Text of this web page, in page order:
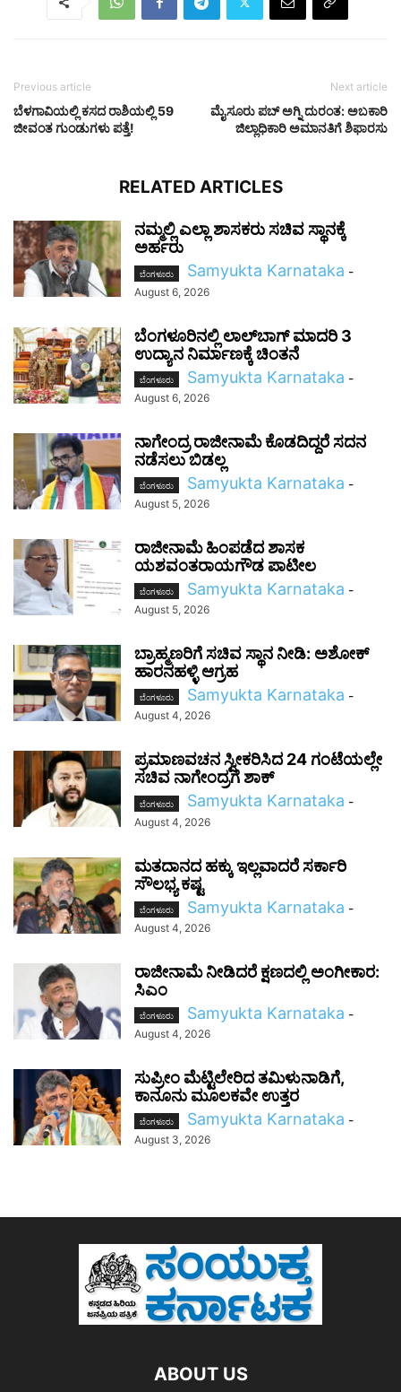
Previous article
ಬೆಳಗಾವಿಯಲ್ಲಿ ಕಸದ ರಾಶಿಯಲ್ಲಿ 59
ಜೀವಂತ ಗುಂಡುಗಳು ಪತ್ತೆ!
Next article
ಮೈಸೂರು ಪಬ್ ಅಗ್ನಿ ದುರಂತ: ಅಬಕಾರಿ
ಜಿಲ್ಲಾಧಿಕಾರಿ ಅಮಾನತಿಗೆ ಶಿಫಾರಸು
RELATED ARTICLES
ನಮ್ಮಲ್ಲಿ ಎಲ್ಲಾ ಶಾಸಕರು ಸಚಿವ ಸ್ಥಾನಕ್ಕೆ
ಅರ್ಹರು
ಬೆಂಗಳೂರು Samyukta Karnataka -
August 6, 2026
ಬೆಂಗಳೂರಿನಲ್ಲಿ ಲಾಲ್‌ಬಾಗ್ ಮಾದರಿ 3
ಉದ್ಯಾನ ನಿರ್ಮಾಣಕ್ಕೆ ಚಿಂತನೆ
ಬೆಂಗಳೂರು Samyukta Karnataka -
August 6, 2026
ನಾಗೇಂದ್ರ ರಾಜೀನಾಮೆ ಕೊಡದಿದ್ದರೆ ಸದನ
ನಡೆಸಲು ಬಿಡಲ್ಲ
ಬೆಂಗಳೂರು Samyukta Karnataka -
August 5, 2026
ರಾಜೀನಾಮೆ ಹಿಂಪಡೆದ ಶಾಸಕ
ಯಶವಂತರಾಯಗೌಡ ಪಾಟೀಲ
ಬೆಂಗಳೂರು Samyukta Karnataka -
August 5, 2026
ಬ್ರಾಹ್ಮಣರಿಗೆ ಸಚಿವ ಸ್ಥಾನ ನೀಡಿ: ಅಶೋಕ್
ಹಾರನಹಳ್ಳಿ ಆಗ್ರಹ
ಬೆಂಗಳೂರು Samyukta Karnataka -
August 4, 2026
ಪ್ರಮಾಣವಚನ ಸ್ವೀಕರಿಸಿದ 24 ಗಂಟೆಯಲ್ಲೇ
ಸಚಿವ ನಾಗೇಂದ್ರಗೆ ಶಾಕ್
ಬೆಂಗಳೂರು Samyukta Karnataka -
August 4, 2026
ಮತದಾನದ ಹಕ್ಕು ಇಲ್ಲವಾದರೆ ಸರ್ಕಾರಿ
ಸೌಲಭ್ಯ ಕಷ್ಟ
ಬೆಂಗಳೂರು Samyukta Karnataka -
August 4, 2026
ರಾಜೀನಾಮೆ ನೀಡಿದರೆ ಕ್ಷಣದಲ್ಲಿ ಅಂಗೀಕಾರ:
ಸಿಎಂ
ಬೆಂಗಳೂರು Samyukta Karnataka -
August 4, 2026
ಸುಪ್ರೀಂ ಮೆಟ್ಟಿಲೇರಿದ ತಮಿಳುನಾಡಿಗೆ,
ಕಾನೂನು ಮೂಲಕವೇ ಉತ್ತರ
ಬೆಂಗಳೂರು Samyukta Karnataka -
August 3, 2026
ABOUT US